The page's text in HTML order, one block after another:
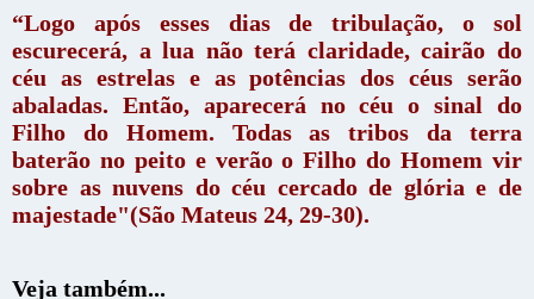
“Logo após esses dias de tribulação, o sol
escurecerá, a lua não terá claridade, cairão do
céu as estrelas e as potências dos céus serão
abaladas. Então, aparecerá no céu o sinal do
Filho do Homem. Todas as tribos da terra
baterão no peito e verão o Filho do Homem vir
sobre as nuvens do céu cercado de glória e de
majestade"(São Mateus 24, 29-30).
Veja também...